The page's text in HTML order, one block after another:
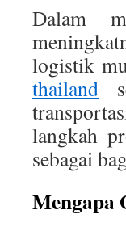
Dalam
logistik
thailand
langkah
sebagai
Mengapa